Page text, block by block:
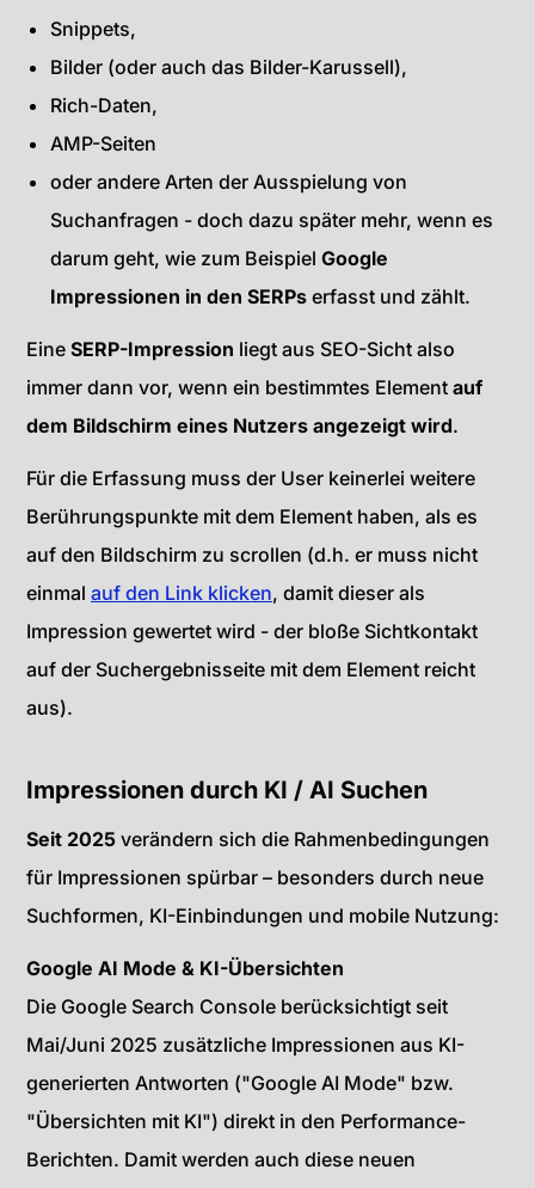
Snippets,
Bilder (oder auch das Bilder-Karussell),
Rich-Daten,
AMP-Seiten
oder andere Arten der Ausspielung von
Suchanfragen - doch dazu später mehr, wenn es
darum geht, wie zum Beispiel Google
Impressionen in den SERPs erfasst und zählt.
Eine SERP-Impression liegt aus SEO-Sicht also
immer dann vor, wenn ein bestimmtes Element auf
dem Bildschirm eines Nutzers angezeigt wird.
Für die Erfassung muss der User keinerlei weitere
Berührungspunkte mit dem Element haben, als es
auf den Bildschirm zu scrollen (d.h. er muss nicht
einmal auf den Link klicken, damit dieser als
Impression gewertet wird - der bloße Sichtkontakt
auf der Suchergebnisseite mit dem Element reicht
aus).
Impressionen durch KI / AI Suchen
Seit 2025 verändern sich die Rahmenbedingungen
für Impressionen spürbar – besonders durch neue
Suchformen, KI-Einbindungen und mobile Nutzung:
Google AI Mode & KI-Übersichten
Die Google Search Console berücksichtigt seit
Mai/Juni 2025 zusätzliche Impressionen aus KI-
generierten Antworten ("Google AI Mode" bzw.
"Übersichten mit KI") direkt in den Performance-
Berichten. Damit werden auch diese neuen